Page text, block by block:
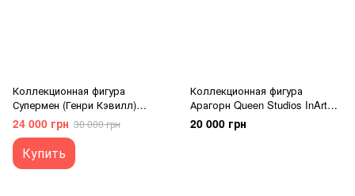
Коллекционная фигура
Супермен (Генри Кэвилл)
Batman v Superman: Dawn of
Justice InArt Superman 1/6
24 000 грн 30 000 грн
Купить
Коллекционная фигура
Арагорн Queen Studios InArt
1/6 - Lord of the Rings: Aragorn
(Standard Version)
20 000 грн